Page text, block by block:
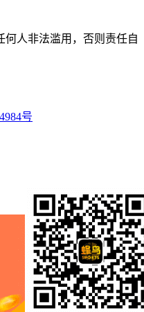
人非法滥用，否则责任自
号